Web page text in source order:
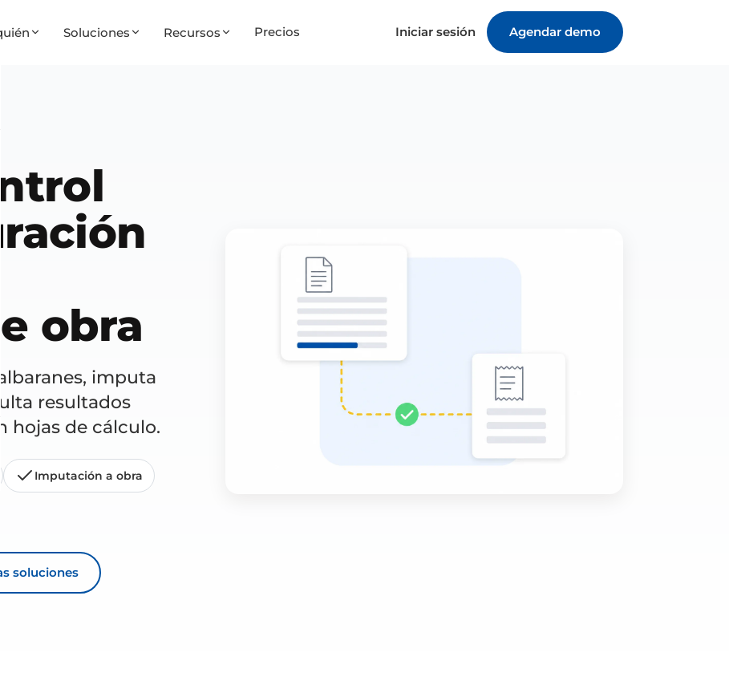
Soluciones Recursos Precios Iniciar sesión Agendar demo
obra
imputa
resultados
hojas de cálculo.
Imputación a obra
soluciones